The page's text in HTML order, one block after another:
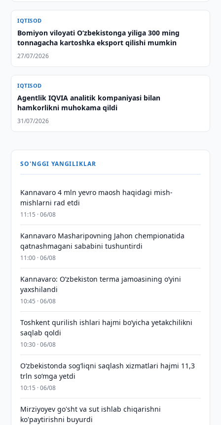
IQTISOD
Bomiyon viloyati O‘zbekistonga yiliga 300 ming
tonnagacha kartoshka eksport qilishi mumkin
27/07/2026
IQTISOD
Agentlik IQVIA analitik kompaniyasi bilan
hamkorlikni muhokama qildi
31/07/2026
SO'NGGI YANGILIKLAR
Kannavaro 4 mln yevro maosh haqidagi mish-
mishlarni rad etdi
11:15 · 06/08
Kannavaro Masharipovning Jahon chempionatida
qatnashmagani sababini tushuntirdi
11:00 · 06/08
Kannavaro: O‘zbekiston terma jamoasining o‘yini
yaxshilandi
10:45 · 06/08
Toshkent qurilish ishlari hajmi bo‘yicha yetakchilikni
saqlab qoldi
10:30 · 06/08
O‘zbekistonda sog‘liqni saqlash xizmatlari hajmi 11,3
trln so‘mga yetdi
10:15 · 06/08
Mirziyoyev go'sht va sut ishlab chiqarishni
ko'paytirishni buyurdi